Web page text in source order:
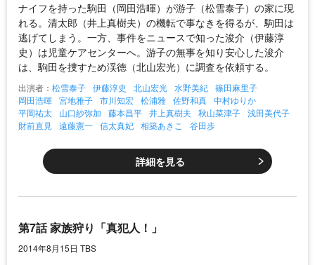
ナイフを持った駒田（岡田浩暉）が游子（松雪泰子）の家に現
れる。清太郎（井上真樹夫）の機転で事なきを得るが、駒田は
逃げてしまう。一方、事件をニュースで知った浚介（伊藤淳
史）は児童ケアセンターへ。游子の無事を知り安心した浚介
は、駒田を捜すため渓徳（北山宏光）に調査を依頼する。
出演者： 松雪泰子 伊藤淳史 北山宏光 水野美紀 篠田麻里子
岡田浩暉 宮地雅子 市川知宏 松浦雅 佐野和真 中村ゆりか
平岡祐太
山口紗弥加 藤本昌平 井上真樹夫 秋山菜津子 浅田美代子
財前直見
遠藤憲一 信太真妃 相築あきこ 谷田歩
詳細を見る
第7話 家族狩り「真犯人！」
2014年8月15日 TBS